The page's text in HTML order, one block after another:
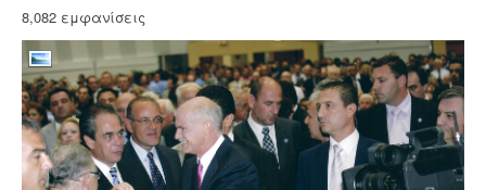
8,082 εμφανίσεις